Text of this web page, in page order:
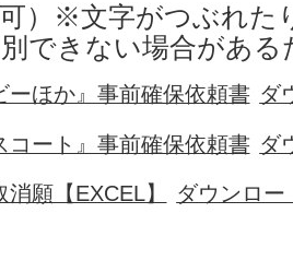
）※文字がつぶれた
できない場合がある
ーほか』事前確保依頼書 ダ
コート』事前確保依頼書 ダ
願【EXCEL】 ダウンロー